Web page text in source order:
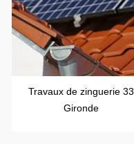
Travaux de zinguerie 33
Gironde